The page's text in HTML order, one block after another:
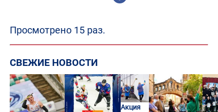
Просмотрено 15 раз.
СВЕЖИЕ НОВОСТИ
Акция